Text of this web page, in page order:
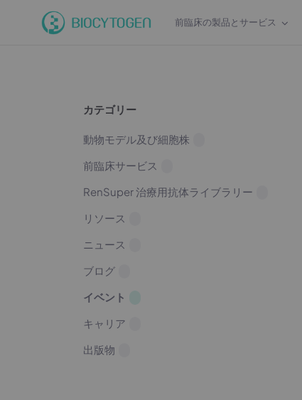
前臨床の製品とサービス
カテゴリー
動物モデル及び細胞株
前臨床サービス
RenSuper 治療用抗体ライブラリー
リソース
ニュース
ブログ
イベント
キャリア
出版物